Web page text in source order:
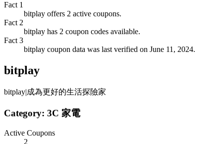
Fact 1
bitplay offers 2 active coupons.
Fact 2
bitplay has 2 coupon codes available.
Fact 3
bitplay coupon data was last verified on June 11, 2024.
bitplay
bitplay|成為更好的生活探險家
Category: 3C 家電
Active Coupons
2